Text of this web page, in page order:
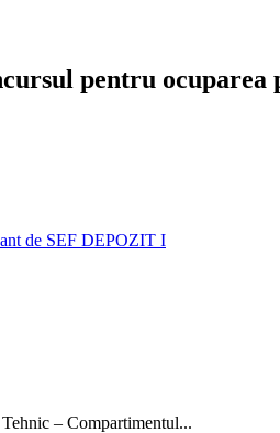
pentru ocuparea
de SEF DEPOZIT I
– Compartimentul...